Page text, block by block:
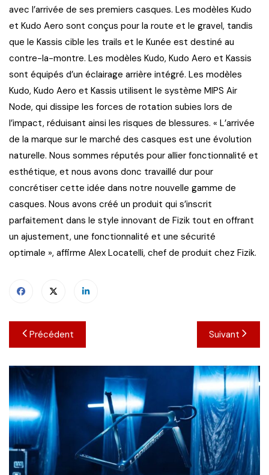
avec l’arrivée de ses premiers casques. Les modèles Kudo
et Kudo Aero sont conçus pour la route et le gravel, tandis
que le Kassis cible les trails et le Kunée est destiné au
contre-la-montre. Les modèles Kudo, Kudo Aero et Kassis
sont équipés d’un éclairage arrière intégré. Les modèles
Kudo, Kudo Aero et Kassis utilisent le système MIPS Air
Node, qui dissipe les forces de rotation subies lors de
l’impact, réduisant ainsi les risques de blessures. « L’arrivée
de la marque sur le marché des casques est une évolution
naturelle. Nous sommes réputés pour allier fonctionnalité et
esthétique, et nous avons donc travaillé dur pour
concrétiser cette idée dans notre nouvelle gamme de
casques. Nous avons créé un produit qui s’inscrit
parfaitement dans le style innovant de Fizik tout en offrant
un ajustement, une fonctionnalité et une sécurité
optimale », affirme Alex Locatelli, chef de produit chez Fizik.
Navigation
de
l’article
Précédent Suivant